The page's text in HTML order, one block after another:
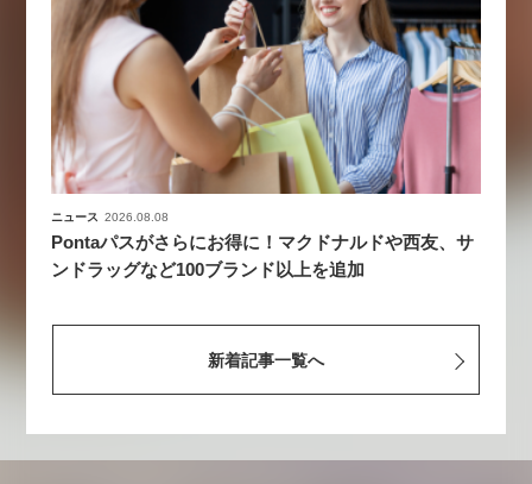
ニュース 2026.08.08
Pontaパスがさらにお得に！マクドナルドや西友、サ
ンドラッグなど100ブランド以上を追加
新着記事一覧へ